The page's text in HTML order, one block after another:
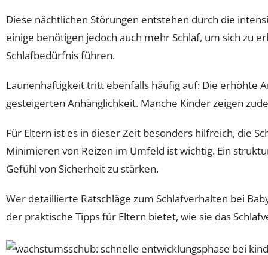
Diese nächtlichen Störungen entstehen durch die
einige benötigen jedoch auch mehr Schlaf, um sich zu
Schlafbedürfnis führen.
Launenhaftigkeit tritt ebenfalls häufig auf: Die erhöhte
gesteigerten Anhänglichkeit. Manche Kinder zeigen
Für Eltern ist es in dieser Zeit besonders hilfreich, die
Minimieren von Reizen im Umfeld ist wichtig. Ein
Gefühl von Sicherheit zu stärken.
Wer detaillierte Ratschläge zum Schlafverhalten bei
der praktische Tipps für Eltern bietet, wie sie das